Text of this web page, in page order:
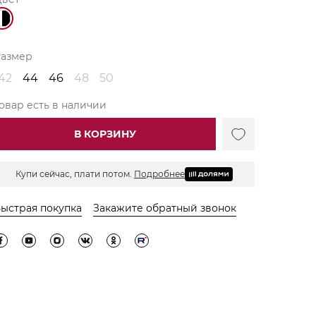
44 46 48 50
есть в наличии
В КОРЗИНУ
Купи сейчас, плати потом. Подробнее
покупка Закажите обратный звонок